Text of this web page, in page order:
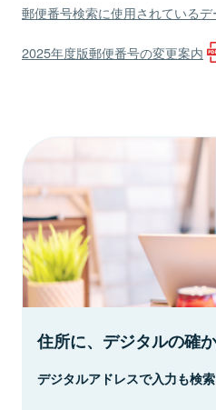
郵便番号検索に使用されているデ
2025年度版郵便番号の変更案内
住所に、デジタルの確か
デジタルアドレスで入力も検索